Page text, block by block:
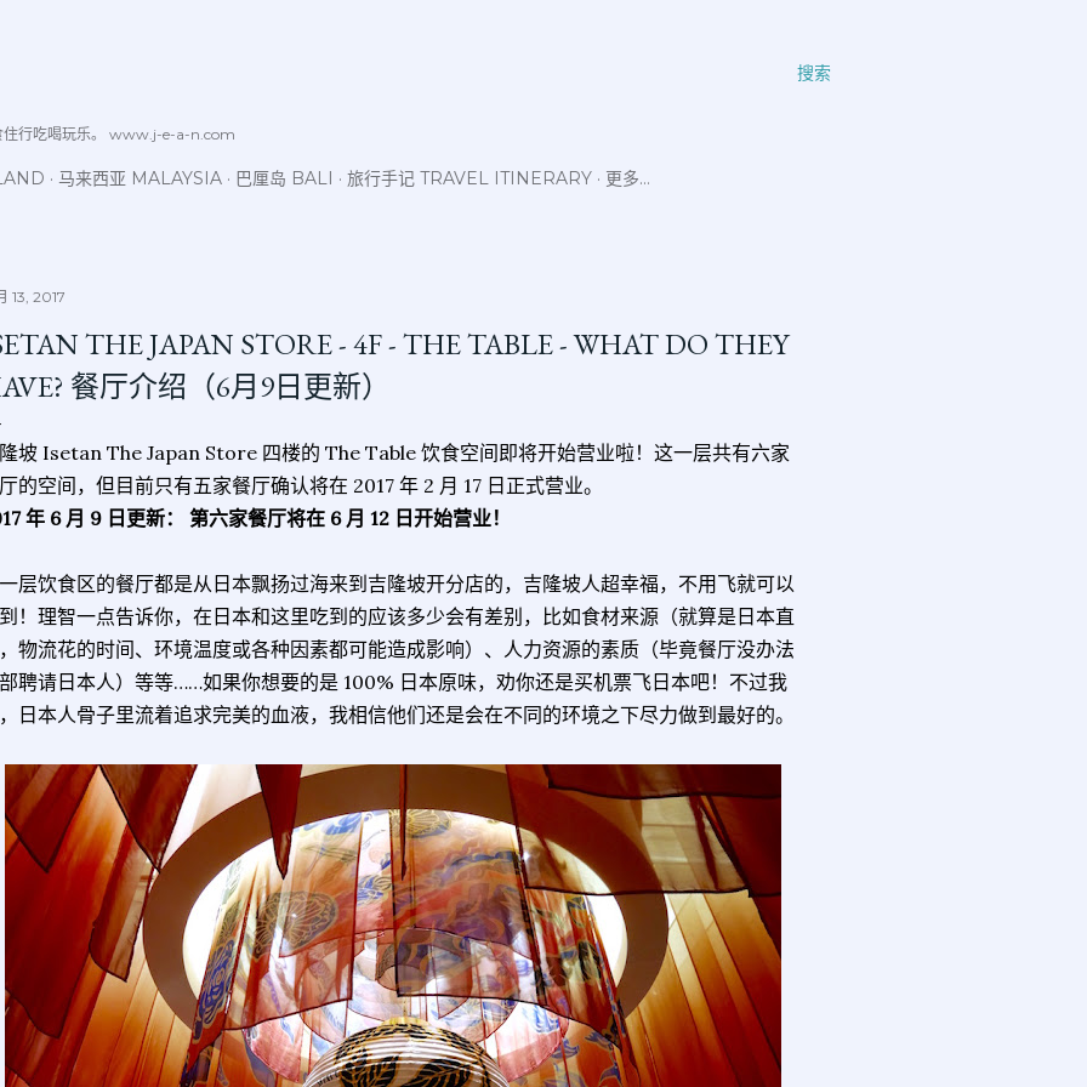
搜索
住行吃喝玩乐。 www.j-e-a-n.com
马来西亚 MALAYSIA 巴厘岛 BALI 旅行手记 TRAVEL ITINERARY 更多…
13, 2017
THE JAPAN STORE - 4F - THE TABLE - WHAT DO THEY
餐厅介绍（6月9日更新）
坡 Isetan The Japan Store 四楼的 The Table 饮食空间即将开始营业啦！这一层共有六家
的空间，但目前只有五家餐厅确认将在 2017 年 2 月 17 日正式营业。
年 6 月 9 日更新： 第六家餐厅将在 6 月 12 日开始营业！
层饮食区的餐厅都是从日本飘扬过海来到吉隆坡开分店的，吉隆坡人超幸福，不用飞就可以
！理智一点告诉你，在日本和这里吃到的应该多少会有差别，比如食材来源（就算是日本直
物流花的时间、环境温度或各种因素都可能造成影响）、人力资源的素质（毕竟餐厅没办法
聘请日本人）等等……如果你想要的是 100% 日本原味，劝你还是买机票飞日本吧！不过我
日本人骨子里流着追求完美的血液，我相信他们还是会在不同的环境之下尽力做到最好的。